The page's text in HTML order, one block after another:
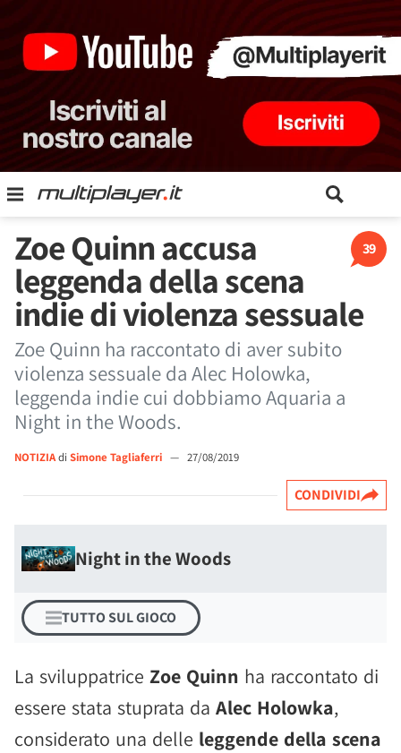
39
Zoe Quinn accusa
leggenda della scena
indie di violenza sessuale
Zoe Quinn ha raccontato di aver subito
violenza sessuale da Alec Holowka,
leggenda indie cui dobbiamo Aquaria a
Night in the Woods.
NOTIZIAdi Simone Tagliaferri — 27/08/2019
CONDIVIDI
Night in the Woods
TUTTO SUL GIOCO
La sviluppatrice Zoe Quinn ha raccontato di
essere stata stuprata da Alec Holowka,
considerato una delle leggende della scena